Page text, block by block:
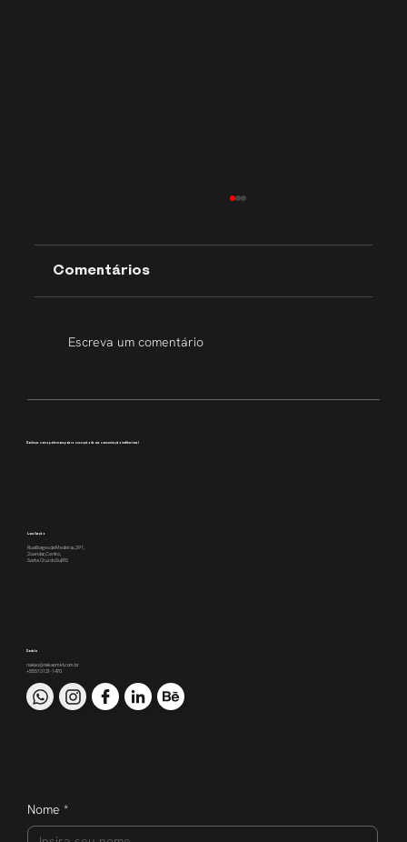
Comentários
Escreva um comentário
Conheça como podemos apoiar a execução da sua comunicação institucional
Localização
Rua Borges de Medeiros, 391,
2o andar, Centro,
Santa Cruz do Sul/RS
Contato
nakao@nakaomkt.com.br
+55 51 3121-1470
Nome *